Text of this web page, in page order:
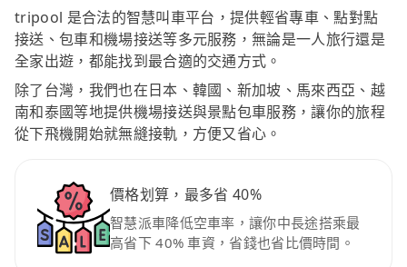
tripool 是合法的智慧叫車平台，提供輕省專車、點對點
接送、包車和機場接送等多元服務，無論是一人旅行還是
全家出遊，都能找到最合適的交通方式。
除了台灣，我們也在日本、韓國、新加坡、馬來西亞、越
南和泰國等地提供機場接送與景點包車服務，讓你的旅程
從下飛機開始就無縫接軌，方便又省心。
價格划算，最多省 40%
智慧派車降低空車率，讓你中長途搭乘最
高省下 40% 車資，省錢也省比價時間。